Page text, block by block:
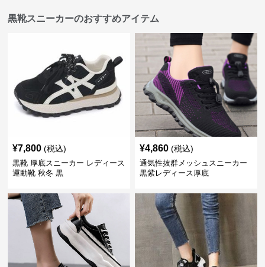
黒靴スニーカーのおすすめアイテム
¥7,800 (税込)
黒靴 厚底スニーカー レディース
運動靴 秋冬 黒
¥4,860 (税込)
通気性抜群メッシュスニーカー
黒紫レディース厚底